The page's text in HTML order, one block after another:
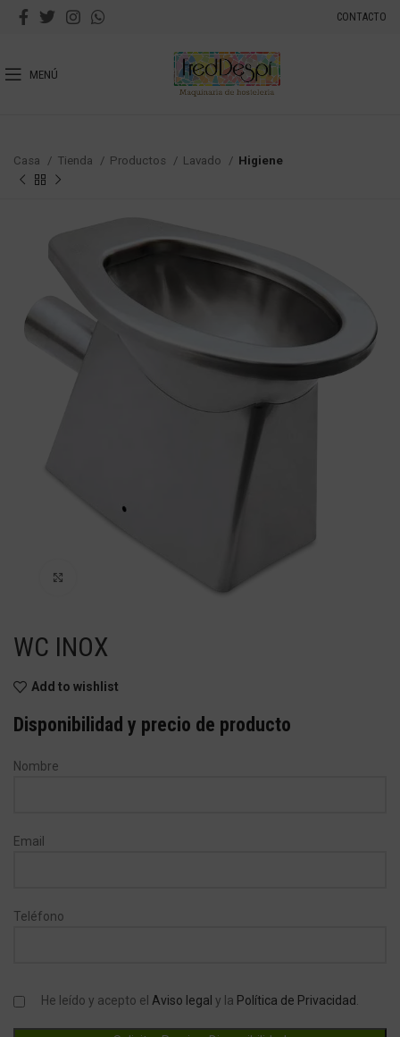
CONTACTO
MENÚ
Casa Tienda Productos Lavado Higiene
WC INOX
Add to wishlist
Disponibilidad y precio de producto
Nombre
Email
Teléfono
He leído y acepto el Aviso legal y la Política de Privacidad